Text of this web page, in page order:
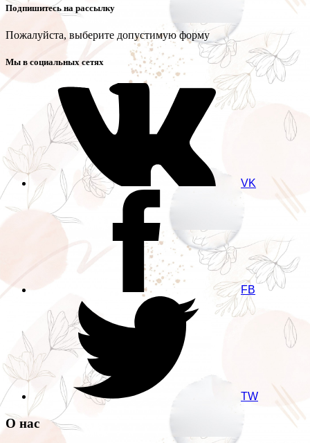
Подпишитесь на рассылку
Пожалуйста, выберите допустимую форму
Мы в социальных сетях
VK
FB
TW
О нас